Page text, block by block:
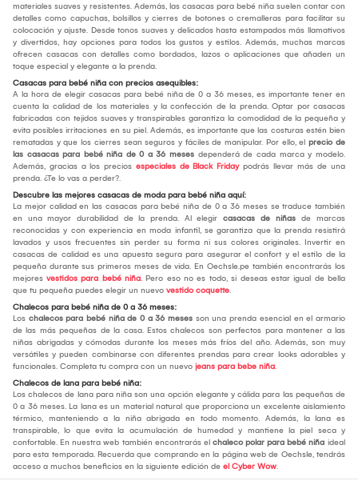
materiales suaves y resistentes. Además, las casacas para bebé niña suelen contar con
detalles como capuchas, bolsillos y cierres de botones o cremalleras para facilitar su
colocación y ajuste. Desde tonos suaves y delicados hasta estampados más llamativos
y divertidos, hay opciones para todos los gustos y estilos. Además, muchas marcas
ofrecen casacas con detalles como bordados, lazos o aplicaciones que añaden un
toque especial y elegante a la prenda.
Casacas para bebé niña con precios asequibles:
A la hora de elegir casacas para bebé niña de 0 a 36 meses, es importante tener en
cuenta la calidad de los materiales y la confección de la prenda. Optar por casacas
fabricadas con tejidos suaves y transpirables garantiza la comodidad de la pequeña y
evita posibles irritaciones en su piel. Además, es importante que las costuras estén bien
rematadas y que los cierres sean seguros y fáciles de manipular. Por ello, el precio de
las casacas para bebé niña de 0 a 36 meses dependerá de cada marca y modelo.
Además, gracias a los precios especiales de Black Fridaypodrás llevar más de una
prenda. ¿Te lo vas a perder?.
Descubre las mejores casacas de moda para bebé niña aquí:
La mejor calidad en las casacas para bebé niña de 0 a 36 meses se traduce también
en una mayor durabilidad de la prenda. Al elegir casacas de niñas de marcas
reconocidas y con experiencia en moda infantil, se garantiza que la prenda resistirá
lavados y usos frecuentes sin perder su forma ni sus colores originales. Invertir en
casacas de calidad es una apuesta segura para asegurar el confort y el estilo de la
pequeña durante sus primeros meses de vida. En Oechsle.pe también encontrarás los
mejores vestidos para bebé niña. Pero eso no es todo, si deseas estar igual de bella
que tu pequeña puedes elegir un nuevo vestido coquette.
Chalecos para bebé niña de 0 a 36 meses:
Los chalecos para bebé niña de 0 a 36 meses son una prenda esencial en el armario
de las más pequeñas de la casa. Estos chalecos son perfectos para mantener a las
niñas abrigadas y cómodas durante los meses más fríos del año. Además, son muy
versátiles y pueden combinarse con diferentes prendas para crear looks adorables y
funcionales. Completa tu compra con un nuevo jeans para bebe niña.
Chalecos de lana para bebé niña:
Los chalecos de lana para niña son una opción elegante y cálida para las pequeñas de
0 a 36 meses. La lana es un material natural que proporciona un excelente aislamiento
térmico, manteniendo a la niña abrigada en todo momento. Además, la lana es
transpirable, lo que evita la acumulación de humedad y mantiene la piel seca y
confortable. En nuestra web también encontrarás el chaleco polar para bebé niña ideal
para esta temporada. Recuerda que comprando en la página web de Oechsle, tendrás
acceso a muchos beneficios en la siguiente edición de el Cyber Wow.